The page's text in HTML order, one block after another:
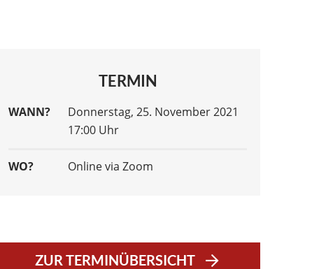
TERMIN
WANN?
Donnerstag, 25. November 2021
17:00 Uhr
WO? Online via Zoom
ZUR TERMINÜBERSICHT